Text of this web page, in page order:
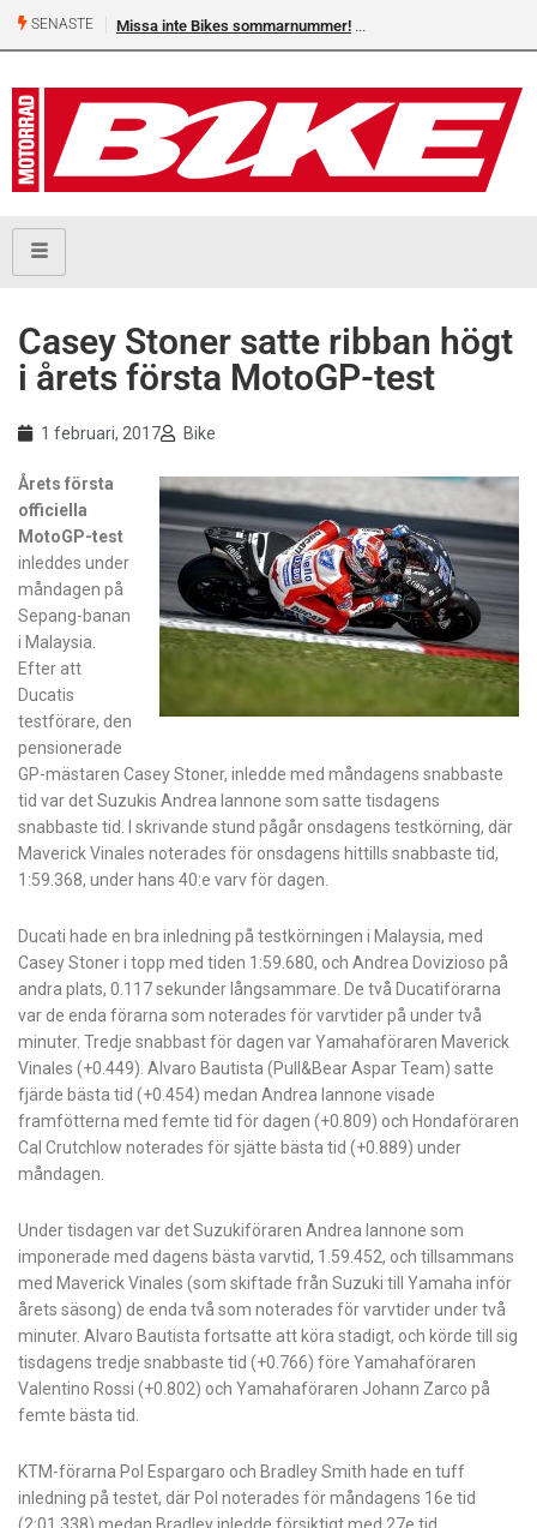
SENASTE Missa inte Bikes sommarnummer!
Casey Stoner satte ribban högt
i årets första MotoGP-test
1 februari, 2017 Bike
Årets första
officiella
MotoGP-test
inleddes under
måndagen på
Sepang-banan
i Malaysia.
Efter att
Ducatis
testförare, den
pensionerade
GP-mästaren Casey Stoner, inledde med måndagens snabbaste
tid var det Suzukis Andrea Iannone som satte tisdagens
snabbaste tid. I skrivande stund pågår onsdagens testkörning, där
Maverick Vinales noterades för onsdagens hittills snabbaste tid,
1:59.368, under hans 40:e varv för dagen.
Ducati hade en bra inledning på testkörningen i Malaysia, med
Casey Stoner i topp med tiden 1:59.680, och Andrea Dovizioso på
andra plats, 0.117 sekunder långsammare. De två Ducatiförarna
var de enda förarna som noterades för varvtider på under två
minuter. Tredje snabbast för dagen var Yamahaföraren Maverick
Vinales (+0.449). Alvaro Bautista (Pull&Bear Aspar Team) satte
fjärde bästa tid (+0.454) medan Andrea Iannone visade
framfötterna med femte tid för dagen (+0.809) och Hondaföraren
Cal Crutchlow noterades för sjätte bästa tid (+0.889) under
måndagen.
Under tisdagen var det Suzukiföraren Andrea Iannone som
imponerade med dagens bästa varvtid, 1.59.452, och tillsammans
med Maverick Vinales (som skiftade från Suzuki till Yamaha inför
årets säsong) de enda två som noterades för varvtider under två
minuter. Alvaro Bautista fortsatte att köra stadigt, och körde till sig
tisdagens tredje snabbaste tid (+0.766) före Yamahaföraren
Valentino Rossi (+0.802) och Yamahaföraren Johann Zarco på
femte bästa tid.
KTM-förarna Pol Espargaro och Bradley Smith hade en tuff
inledning på testet, där Pol noterades för måndagens 16e tid